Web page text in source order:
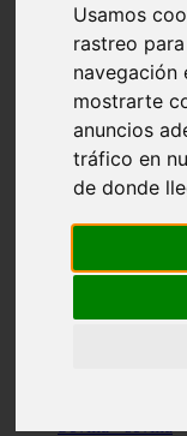
Usamos
rastreo
navegación
mostrarte
anuncios
tráfico en
de donde
vocabulario de
Madrid -
Teruel - sarrión
Cádiz -
Illes-balears -
Madrid - madrid
Málaga -
Asturias - oviedo
Cádiz - el-
Toledo - illescas
Málaga -
Barcelona -